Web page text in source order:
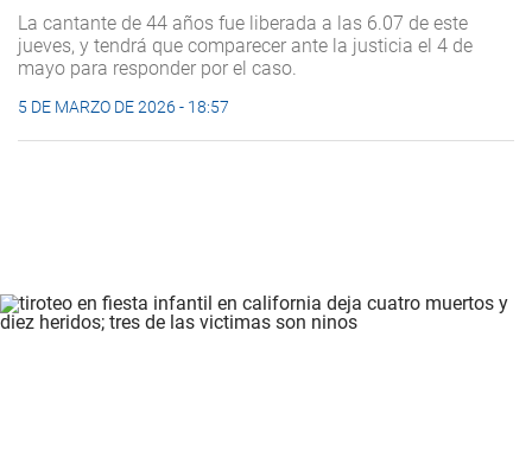
La cantante de 44 años fue liberada a las 6.07 de este
jueves, y tendrá que comparecer ante la justicia el 4 de
mayo para responder por el caso.
5 DE MARZO DE 2026 - 18:57